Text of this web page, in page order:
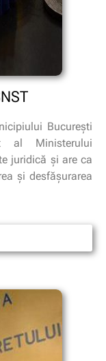
Bucureşti
al Ministerului
juridică şi are ca
şi desfăşurarea